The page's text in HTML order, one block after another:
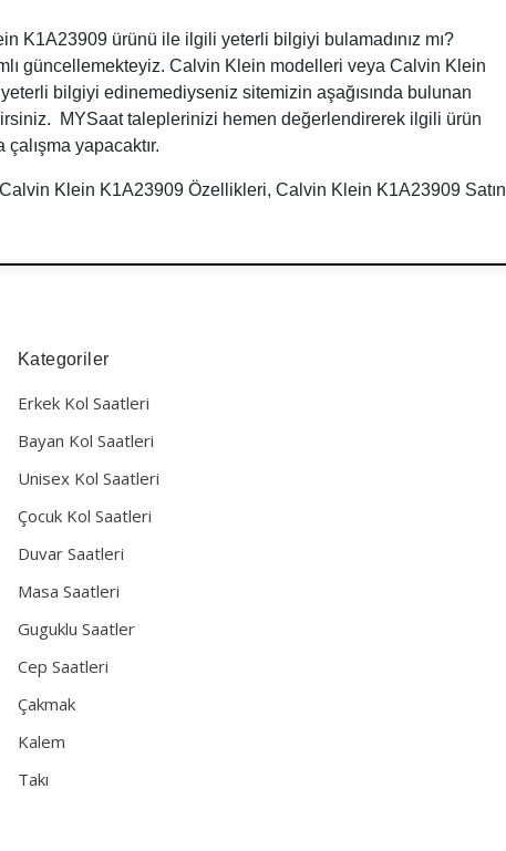
K1A23909 ürünü ile ilgili yeterli bilgiyi bulamadınız mı?
güncellemekteyiz. Calvin Klein modelleri veya Calvin Klein
bilgiyi edinemediyseniz sitemizin aşağısında bulunan
MYSaat taleplerinizi hemen değerlendirerek ilgili ürün
yapacaktır.
Klein K1A23909 Özellikleri, Calvin Klein K1A23909 Satın
Kategoriler
Erkek Kol Saatleri
Bayan Kol Saatleri
Unisex Kol Saatleri
Çocuk Kol Saatleri
Duvar Saatleri
Masa Saatleri
Guguklu Saatler
Cep Saatleri
Çakmak
Kalem
Takı